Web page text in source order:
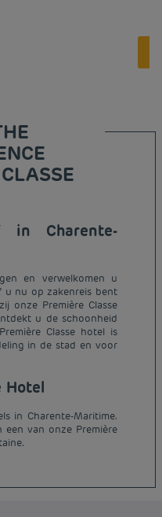
in Charente-
en verwelkomen u
u nu op zakenreis bent
onze Première Classe
u de schoonheid
Classe hotel is
in de stad en voor
Hotel
in Charente-Maritime.
van onze Première